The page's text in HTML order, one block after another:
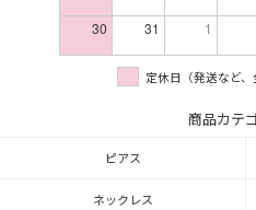
30 31 1
定休日（発送など、
商品カテ
ピアス
ネックレス